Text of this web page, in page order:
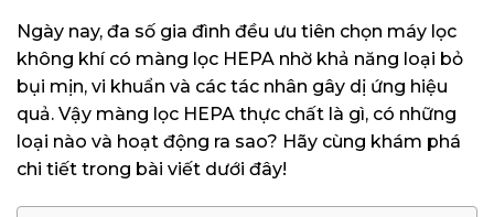
Ngày nay, đa số gia đình đều ưu tiên chọn máy lọc
không khí có màng lọc HEPA nhờ khả năng loại bỏ
bụi mịn, vi khuẩn và các tác nhân gây dị ứng hiệu
quả. Vậy màng lọc HEPA thực chất là gì, có những
loại nào và hoạt động ra sao? Hãy cùng khám phá
chi tiết trong bài viết dưới đây!